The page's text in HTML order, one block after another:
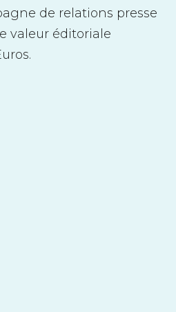
de relations presse
valeur éditoriale